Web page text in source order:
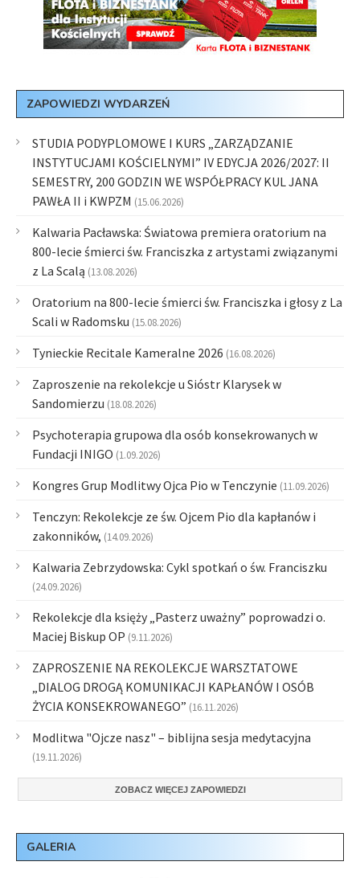
ZAPOWIEDZI WYDARZEŃ
STUDIA PODYPLOMOWE I KURS „ZARZĄDZANIE
INSTYTUCJAMI KOŚCIELNYMI” IV EDYCJA 2026/2027: II
SEMESTRY, 200 GODZIN WE WSPÓŁPRACY KUL JANA
PAWŁA II i KWPZM (15.06.2026)
Kalwaria Pacławska: Światowa premiera oratorium na
800-lecie śmierci św. Franciszka z artystami związanymi
z La Scalą (13.08.2026)
Oratorium na 800-lecie śmierci św. Franciszka i głosy z La
Scali w Radomsku (15.08.2026)
Tynieckie Recitale Kameralne 2026 (16.08.2026)
Zaproszenie na rekolekcje u Sióstr Klarysek w
Sandomierzu (18.08.2026)
Psychoterapia grupowa dla osób konsekrowanych w
Fundacji INIGO (1.09.2026)
Kongres Grup Modlitwy Ojca Pio w Tenczynie (11.09.2026)
Tenczyn: Rekolekcje ze św. Ojcem Pio dla kapłanów i
zakonników, (14.09.2026)
Kalwaria Zebrzydowska: Cykl spotkań o św. Franciszku
(24.09.2026)
Rekolekcje dla księży „Pasterz uważny” poprowadzi o.
Maciej Biskup OP (9.11.2026)
ZAPROSZENIE NA REKOLEKCJE WARSZTATOWE
„DIALOG DROGĄ KOMUNIKACJI KAPŁANÓW I OSÓB
ŻYCIA KONSEKROWANEGO” (16.11.2026)
Modlitwa "Ojcze nasz" – biblijna sesja medytacyjna
(19.11.2026)
ZOBACZ WIĘCEJ ZAPOWIEDZI
GALERIA